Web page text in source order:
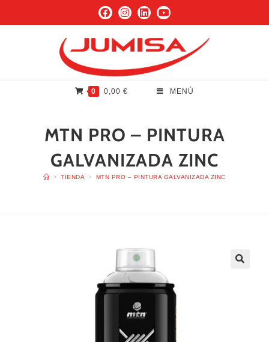
0 0,00 € MENÚ
MTN PRO – PINTURA
GALVANIZADA ZINC
> TIENDA > MTN PRO – PINTURA GALVANIZADA ZINC